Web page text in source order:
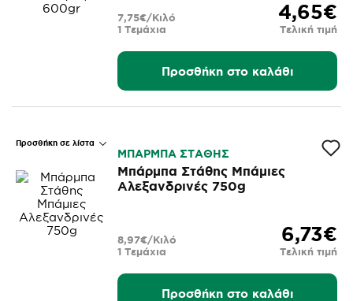
4,65€
Τελική τιμή
1 Τεμάχια
7,75€/Κιλό
Προσθήκη στο καλάθι
Προσθήκη σε λίστα
ΜΠΑΡΜΠΑ ΣΤΑΘΗΣ
Μπάρμπα Στάθης Μπάμιες
Αλεξανδρινές 750g
6,73€
Τελική τιμή
1 Τεμάχια
8,97€/Κιλό
Προσθήκη στο καλάθι